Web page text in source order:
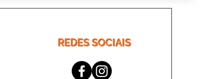
REDES SOCIAIS